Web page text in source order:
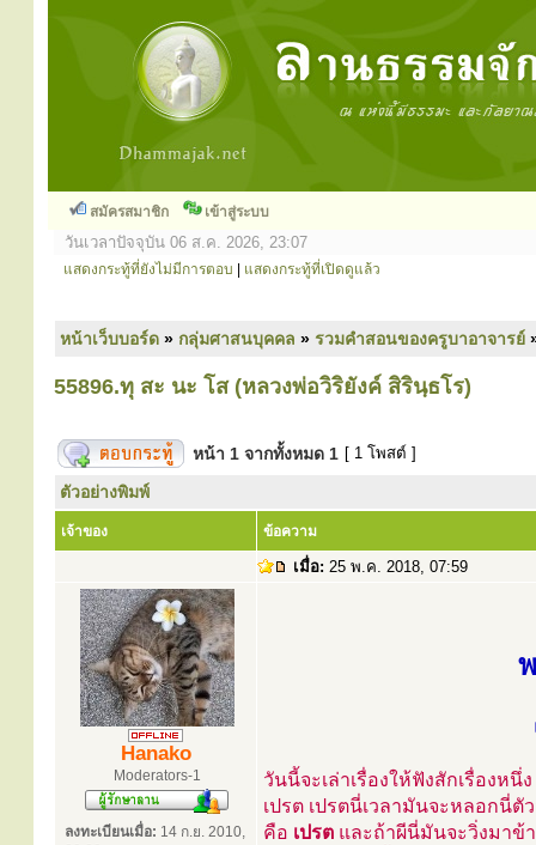
สมัครสมาชิก เข้าสู่ระบบ
วันเวลาปัจจุบัน 06 ส.ค. 2026, 23:07
แสดงกระทู้ที่ยังไม่มีการตอบ แสดงกระทู้ที่เปิดดูแล้ว
หน้าเว็บบอร์ด » กลุ่มศาสนบุคคล » รวมคำสอนของครูบาอาจารย์
55896.ทุ สะ นะ โส (หลวงพ่อวิริยังค์ สิรินฺธโร)
หน้า 1 จากทั้งหมด 1 [ 1 โพสต์ ]
ตัวอย่างพิมพ์
เจ้าของ ข้อความ
เมื่อ: 25 พ.ค. 2018, 07:59
Hanako
Moderators-1
ลงทะเบียนเมื่อ: 14 ก.ย. 2010,
วันนี้จะเล่าเรื่องให้ฟังสักเรื่องห
เปรต เปรตนี่เวลามันจะหลอกนี่
คือ เปรต และถ้าผีนี่มันจะวิ่งมาข้า